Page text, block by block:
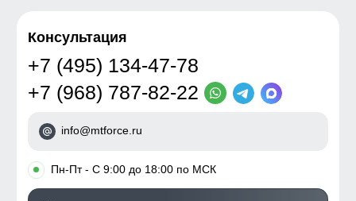
Консультация
+7 (495) 134-47-78
+7 (968) 787-82-22
info@mtforce.ru
• Пн-Пт - С 9:00 до 18:00 по МСК